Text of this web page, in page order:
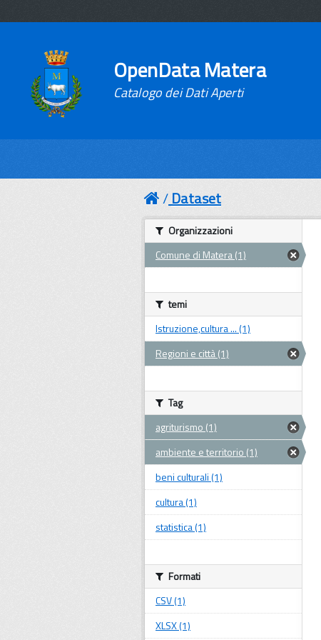
OpenData Matera
Catalogo dei Dati Aperti
Dataset
Organizzazioni
Comune di Matera (1)
temi
Istruzione,cultura ... (1)
Regioni e città (1)
Tag
agriturismo (1)
ambiente e territorio (1)
beni culturali (1)
cultura (1)
statistica (1)
Formati
CSV (1)
XLSX (1)